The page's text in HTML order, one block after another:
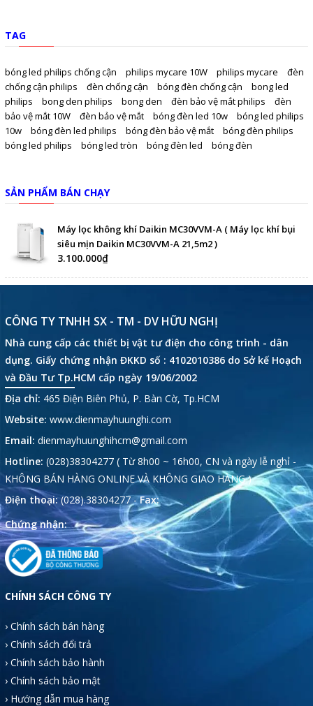
TAG
bóng led philips chống cận philips mycare 10W philips mycare
đèn
chống cận philips
đèn chống cận bóng đèn chống cận
bong led
philips
bong den philips bong den đèn bảo vệ mắt philips
đèn
bảo vệ mắt 10W
đèn bảo vệ mắt bóng đèn led 10w
bóng led philips
10w
bóng đèn led philips bóng đèn bảo vệ mắt
bóng đèn philips
bóng led philips
bóng led tròn bóng đèn led bóng đèn
SẢN PHẨM BÁN CHẠY
Máy lọc không khí Daikin MC30VVM-A ( Máy lọc khí bụi
siêu mịn Daikin MC30VVM-A 21,5m2 )
3.100.000₫
CÔNG TY TNHH SX - TM - DV HỮU NGHỊ
Nhà cung cấp các thiết bị vật tư điện cho công trình - dân
dụng. Giấy chứng nhận ĐKKD số : 4102010386 do Sở kế Hoạch
và Đầu Tư Tp.HCM cấp ngày 19/06/2002
Địa chỉ: 465 Điện Biên Phủ, P. Bàn Cờ, Tp.HCM
Website: www.dienmayhuunghi.com
Email: dienmayhuunghihcm@gmail.com
Hotline: (028)38304277 ( Từ 8h00 ~ 16h00, CN và ngày lễ nghỉ -
KHÔNG BÁN HÀNG ONLINE VÀ KHÔNG GIAO HÀNG )
Điện thoại: (028).38304277 -Fax:
Chứng nhận:
CHÍNH SÁCH CÔNG TY
› Chính sách bán hàng
› Chính sách đổi trả
› Chính sách bảo hành
› Chính sách bảo mật
› Hướng dẫn mua hàng